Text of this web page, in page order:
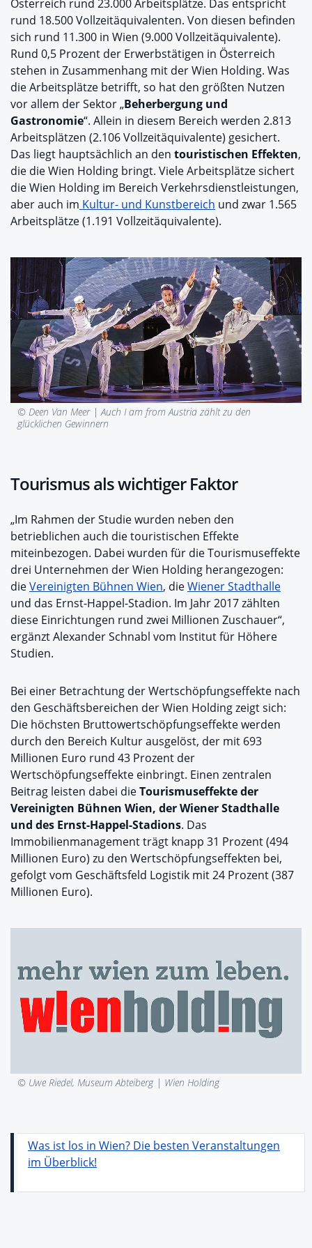
Österreich rund 23.000 Arbeitsplätze. Das entspricht
rund 18.500 Vollzeitäquivalenten. Von diesen befinden
sich rund 11.300 in Wien (9.000 Vollzeitäquivalente).
Rund 0,5 Prozent der Erwerbstätigen in Österreich
stehen in Zusammenhang mit der Wien Holding. Was
die Arbeitsplätze betrifft, so hat den größten Nutzen
vor allem der Sektor „Beherbergung und
Gastronomie“. Allein in diesem Bereich werden 2.813
Arbeitsplätzen (2.106 Vollzeitäquivalente) gesichert.
Das liegt hauptsächlich an den touristischen Effekten,
die die Wien Holding bringt. Viele Arbeitsplätze sichert
die Wien Holding im Bereich Verkehrsdienstleistungen,
aber auch im Kultur- und Kunstbereich und zwar 1.565
Arbeitsplätze (1.191 Vollzeitäquivalente).
© Deen Van Meer | Auch I am from Austria zählt zu den
glücklichen Gewinnern
Tourismus als wichtiger Faktor
„Im Rahmen der Studie wurden neben den
betrieblichen auch die touristischen Effekte
miteinbezogen. Dabei wurden für die Tourismuseffekte
drei Unternehmen der Wien Holding herangezogen:
dieVereinigten Bühnen Wien, dieWiener Stadthalle
und das Ernst-Happel-Stadion. Im Jahr 2017 zählten
diese Einrichtungen rund zwei Millionen Zuschauer“,
ergänzt Alexander Schnabl vom Institut für Höhere
Studien.
Bei einer Betrachtung der Wertschöpfungseffekte nach
den Geschäftsbereichen der Wien Holding zeigt sich:
Die höchsten Bruttowertschöpfungseffekte werden
durch den Bereich Kultur ausgelöst, der mit 693
Millionen Euro rund 43 Prozent der
Wertschöpfungseffekte einbringt. Einen zentralen
Beitrag leisten dabei dieTourismuseffekte der
Vereinigten Bühnen Wien, der Wiener Stadthalle
und des Ernst-Happel-Stadions. Das
Immobilienmanagement trägt knapp 31 Prozent (494
Millionen Euro) zu den Wertschöpfungseffekten bei,
gefolgt vom Geschäftsfeld Logistik mit 24 Prozent (387
Millionen Euro).
© Uwe Riedel, Museum Abteiberg | Wien Holding
Was ist los in Wien? Die besten Veranstaltungen
im Überblick!